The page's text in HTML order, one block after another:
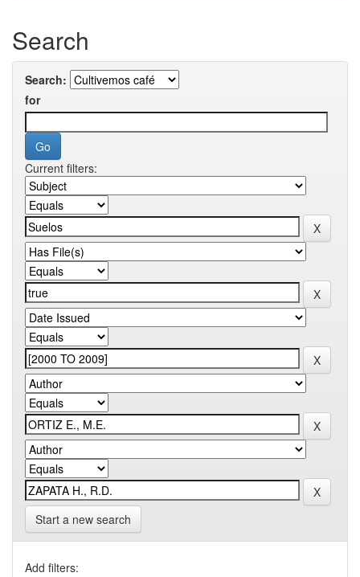
Search
Search:
for
Current filters:
Start a new search
Add filters: